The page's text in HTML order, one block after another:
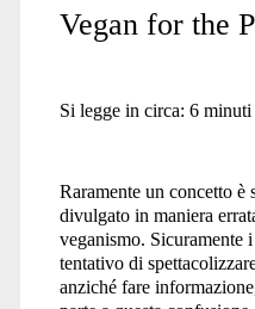
Vegan for the
Si legge in circa: 6 minuti
Raramente un concetto è
divulgato in maniera
veganismo. Sicuramente
tentativo di
anziché fare